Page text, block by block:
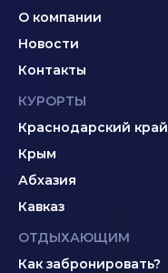
О компании
Новости
Контакты
КУРОРТЫ
Краснодарский край
Крым
Абхазия
Кавказ
ОТДЫХАЮЩИМ
Как забронировать?